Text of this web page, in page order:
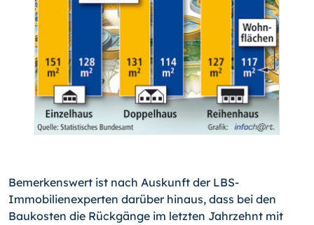
Bemerkenswert ist nach Auskunft der LBS-
Immobilienexperten darüber hinaus, dass bei den
Baukosten die Rückgänge im letzten Jahrzehnt mit